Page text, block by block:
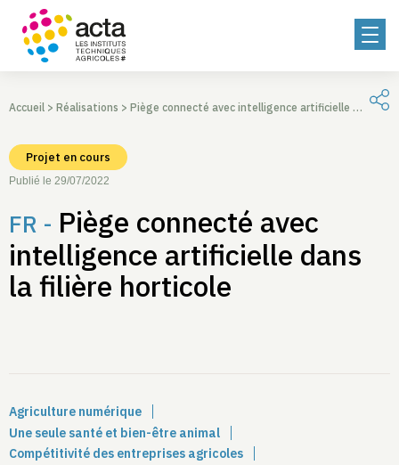
Accueil > Réalisations > Piège connecté avec intelligence artificielle dans la filière horticole
Projet en cours
Publié le 29/07/2022
FR - Piège connecté avec
intelligence artificielle dans
la filière horticole
Agriculture numérique
Une seule santé et bien-être animal
Compétitivité des entreprises agricoles